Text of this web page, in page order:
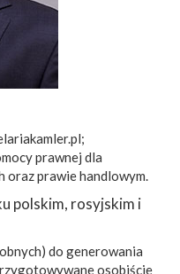
prawnej dla
oraz prawie handlowym.
polskim, rosyjskim i
do generowania
osobiście